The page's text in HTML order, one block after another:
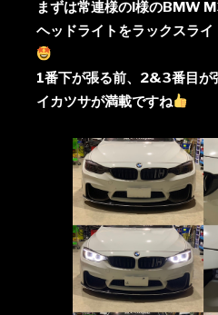
まずは常連様のI様のBMW
ヘッドライトをラックスラ
1番下が張る前、2&3番目が
イカツサが満載ですね